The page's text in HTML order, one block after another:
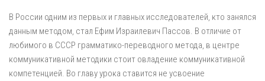
В России одним из первых и главных исследователей, кто занялся
данным методом, стал Ефим Израилевич Пассов. В отличие от
любимого в СССР грамматико-переводного метода, в центре
коммуникативной методики стоит овладение коммуникативной
компетенцией. Во главу урока ставится не усвоение